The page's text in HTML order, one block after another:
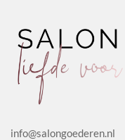
info@salongoederen.nl